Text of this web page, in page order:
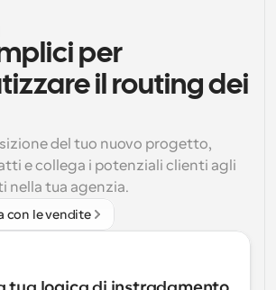
potenziata con chiamate
la pianificazione e i promemoria
con le ultime notizie e aggiornamenti
clienti in pochi minuti
Dinamico
per
il routing dei
del tuo nuovo progetto,
e collega i potenziali clienti agli
nella tua agenzia.
con le vendite